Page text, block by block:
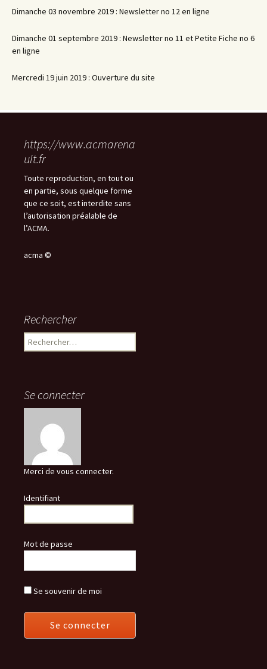
Dimanche 03 novembre 2019 : Newsletter no 12 en ligne
Dimanche 01 septembre 2019 : Newsletter no 11 et Petite Fiche no 6
en ligne
Mercredi 19 juin 2019 : Ouverture du site
https://www.acmarena
ult.fr
Toute reproduction, en tout ou
en partie, sous quelque forme
que ce soit, est interdite sans
l’autorisation préalable de
l’ACMA.
acma ©
Rechercher
Rechercher :
Se connecter
Merci de vous connecter.
Identifiant
Mot de passe
Se souvenir de moi